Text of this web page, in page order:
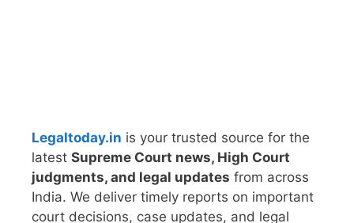
Legaltoday.in is your trusted source for the
latest Supreme Court news, High Court
judgments, and legal updates from across
India. We deliver timely reports on important
court decisions, case updates, and legal